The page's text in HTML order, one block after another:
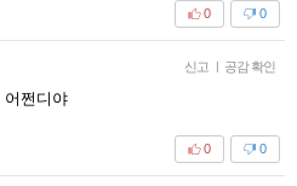
0
0
신고 | 공감 확인
어쩐디야
0
0